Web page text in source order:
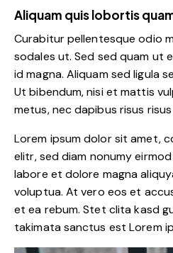
Aliquam quis lobortis
Curabitur pellentesque odio
sodales ut. Sed sed quam ut
id magna. Aliquam sed ligula
Ut bibendum, nisi et mattis
metus, nec dapibus risus
Lorem ipsum dolor sit amet,
elitr, sed diam nonumy
labore et dolore magna
voluptua. At vero eos et
et ea rebum. Stet clita kasd
takimata sanctus est Lorem